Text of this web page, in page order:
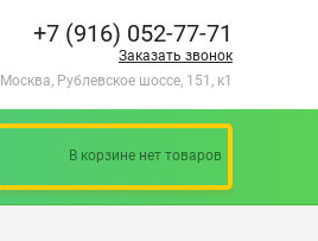
+7 (916) 052-77-71
Заказать звонок
Москва, Рублевское шоссе, 151, к1
В корзине нет товаров